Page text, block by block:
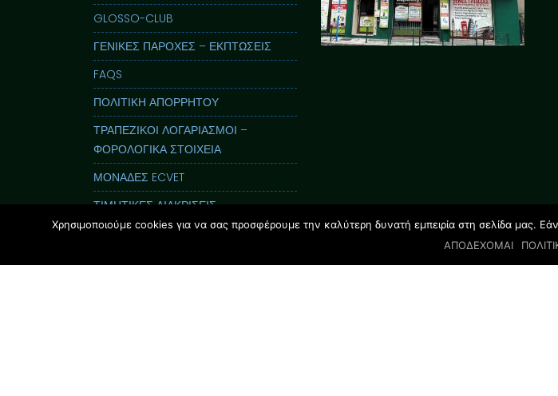
GLOSSO-CLUB
ΓΕΝΙΚΕΣ ΠΑΡΟΧΕΣ – ΕΚΠΤΩΣΕΙΣ
FAQS
ΠΟΛΙΤΙΚΗ ΑΠΟΡΡΗΤΟΥ
ΤΡΑΠΕΖΙΚΟΙ ΛΟΓΑΡΙΑΣΜΟΙ –
ΦΟΡΟΛΟΓΙΚΑ ΣΤΟΙΧΕΙΑ
ΜΟΝΑΔΕΣ ECVET
ΤΙΜΗΤΙΚΕΣ ΔΙΑΚΡΙΣΕΙΣ
ΕΝΤΥΠΟΣ ΟΔΗΓΟΣ GLOSSOLAND
ΠΑΡΟΥΣΙΑΣΕΙΣ
Χρησιμοποιούμε cookies για να σας προσφέρουμε την καλύτερη δυνατή εμπειρία στη σελίδα μας.
ΑΠΟΔΕΧΟΜΑΙ